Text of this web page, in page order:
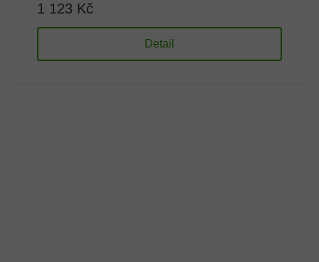
1 123 Kč
Detail